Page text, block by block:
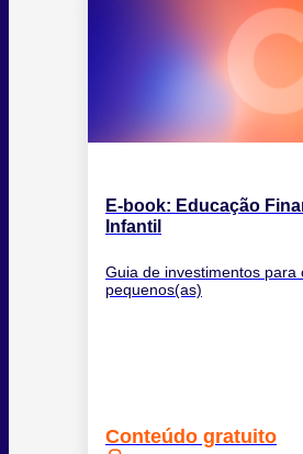
E-book: Educação
Infantil
Guia de investimentos para
pequenos(as)
Conteúdo gratuito